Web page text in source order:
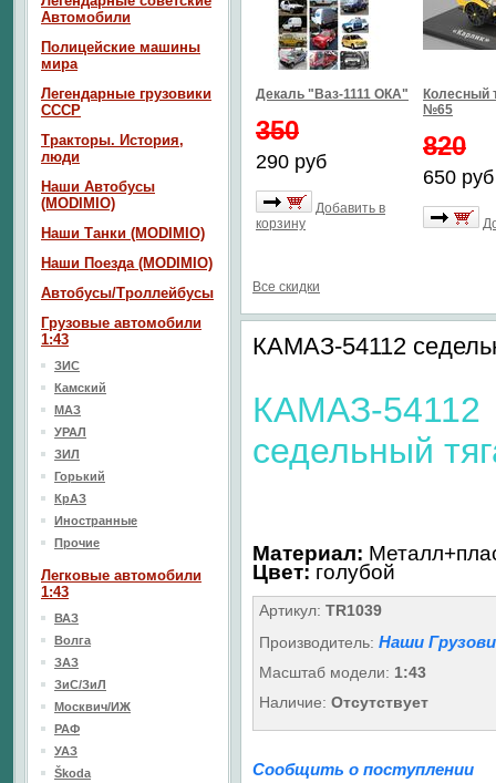
Декаль "Ваз-1111 ОКА"
350
290 руб
Добавить в
корзину
Колесный
№65
820
650 руб
Все скидки
КАМАЗ-54112
КАМАЗ-54112
седельный
Материал:
Цвет: голубой
Артикул: TR1039
Производитель: Наши
Масштаб модели: 1:43
Наличие: Отсутствует
Сообщить о поступлении
Автомобили
Полицейские машины
мира
Легендарные грузовики
СССР
Тракторы. История,
люди
Наши Автобусы
(MODIMIO)
Наши Танки (MODIMIO)
Наши Поезда (MODIMIO)
Автобусы/Троллейбусы
Грузовые автомобили
1:43
ЗИС
Камский
МАЗ
УРАЛ
ЗИЛ
Горький
КрАЗ
Иностранные
Прочие
Легковые автомобили
1:43
ВАЗ
Волга
ЗАЗ
ЗиС/ЗиЛ
Москвич/ИЖ
РАФ
УАЗ
Škoda